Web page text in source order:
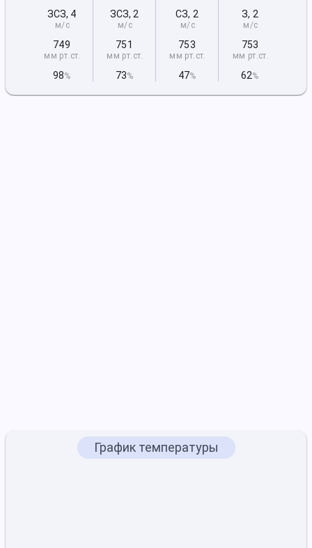
ЗСЗ, 4
м/с
749
мм рт.ст.
98%
ЗСЗ, 2
м/с
751
мм рт.ст.
73%
СЗ, 2
м/с
753
мм рт.ст.
47%
З, 2
м/с
753
мм рт.ст.
62%
График температуры